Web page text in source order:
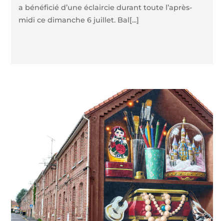
a bénéficié d’une éclaircie durant toute l’après-
midi ce dimanche 6 juillet. Bal[...]